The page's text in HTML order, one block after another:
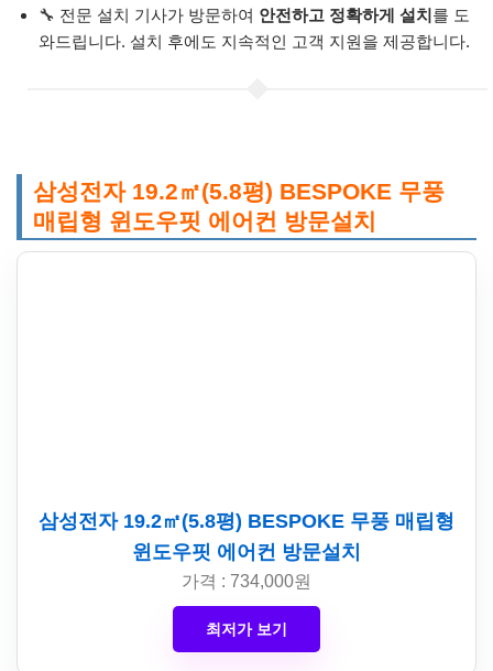
🔧 전문 설치 기사가 방문하여 안전하고 정확하게 설치를 도
와드립니다. 설치 후에도 지속적인 고객 지원을 제공합니다.
삼성전자 19.2㎡(5.8평) BESPOKE 무풍
매립형 윈도우핏 에어컨 방문설치
삼성전자 19.2㎡(5.8평) BESPOKE 무풍 매립형
윈도우핏 에어컨 방문설치
가격 : 734,000원
최저가 보기